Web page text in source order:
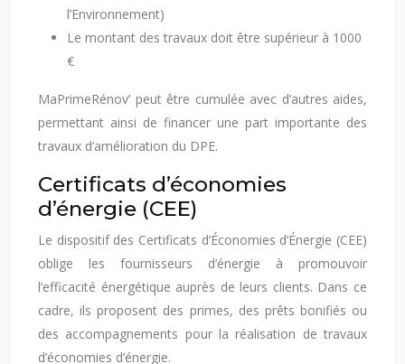
l’Environnement)
Le montant des travaux doit être supérieur à 1000
€
MaPrimeRénov’ peut être cumulée avec d’autres aides,
permettant ainsi de financer une part importante des
travaux d’amélioration du DPE.
Certificats d’économies
d’énergie (CEE)
Le dispositif des Certificats d’Économies d’Énergie (CEE)
oblige les fournisseurs d’énergie à promouvoir
l’efficacité énergétique auprès de leurs clients. Dans ce
cadre, ils proposent des primes, des prêts bonifiés ou
des accompagnements pour la réalisation de travaux
d’économies d’énergie.